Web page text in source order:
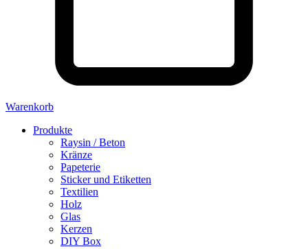
Warenkorb
Produkte
Raysin / Beton
Kränze
Papeterie
Sticker und Etiketten
Textilien
Holz
Glas
Kerzen
DIY Box